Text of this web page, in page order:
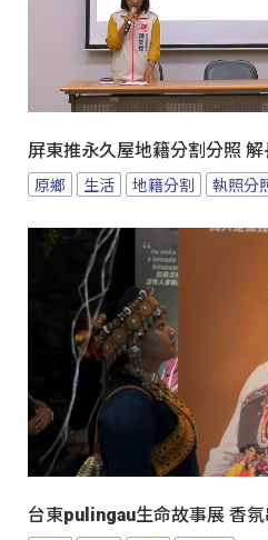
屏東推永久屋地籍分割分照
原鄉 生活 地籍分割 執照分
台東pulingau生命故事展 香